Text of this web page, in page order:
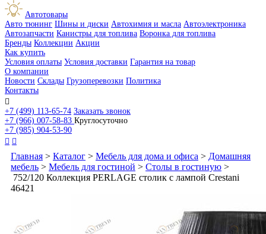
Автотовары
Авто тюнинг Шины и диски Автохимия и масла Автоэлектроника
Автозапчасти Канистры для топлива Воронка для топлива
Бренды Коллекции Акции
Как купить
Условия оплаты Условия доставки Гарантия на товар
О компании
Новости Склады Грузоперевозки Политика
Контакты

+7 (499) 113-65-74 Заказать звонок
+7 (966) 007-58-83 Круглосуточно
+7 (985) 904-53-90
 
Главная > Каталог > Мебель для дома и офиса > Домашняя
мебель > Мебель для гостиной > Столы в гостиную >
752/120 Коллекция PERLAGE столик с лампой Crestani
46421